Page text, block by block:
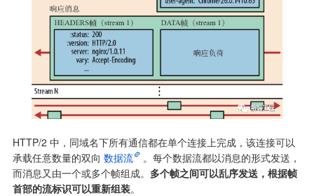
HTTP/2 中，同域名下所有通信都在单个连接上完成，该连接可以
承载任意数量的双向 数据流
。每个数据流都以消息的形式发送，
而消息又由一个或多个帧组成。 多个帧之间可以乱序发送，根据帧
首部的流标识可以重新组装。